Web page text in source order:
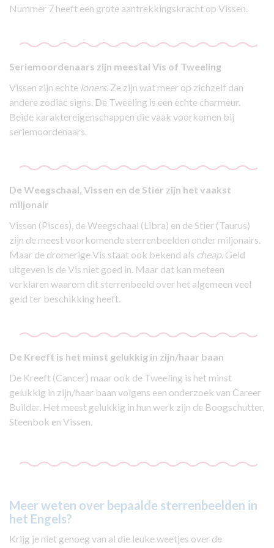
Nummer 7 heeft een grote aantrekkingskracht op Vissen.
Seriemoordenaars zijn meestal Vis of Tweeling
Vissen zijn echte loners. Ze zijn wat meer op zichzelf dan
andere zodiac signs. De Tweeling is een echte charmeur.
Beide karaktereigenschappen die vaak voorkomen bij
seriemoordenaars.
De Weegschaal, Vissen en de Stier zijn het vaakst
miljonair
Vissen (Pisces), de Weegschaal (Libra) en de Stier (Taurus)
zijn de meest voorkomende sterrenbeelden onder miljonairs.
Maar de dromerige Vis staat ook bekend als cheap. Geld
uitgeven is de Vis niet goed in. Maar dat kan meteen
verklaren waarom dit sterrenbeeld over het algemeen veel
geld ter beschikking heeft.
De Kreeft is het minst gelukkig in zijn/haar baan
De Kreeft (Cancer) maar ook de Tweeling is het minst
gelukkig in zijn/haar baan volgens een onderzoek van Career
Builder. Het meest gelukkig in hun werk zijn de Boogschutter,
Steenbok en Vissen.
Meer weten over bepaalde sterrenbeelden in
het Engels?
Krijg je niet genoeg van al die leuke weetjes over de